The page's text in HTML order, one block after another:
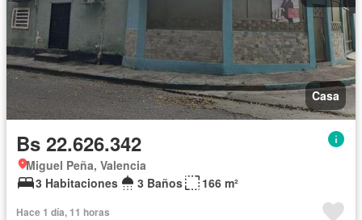
Casa
Bs 22.626.342
Miguel Peña, Valencia
3 Habitaciones
3 Baños 166 m²
Hace 1 día, 11 horas